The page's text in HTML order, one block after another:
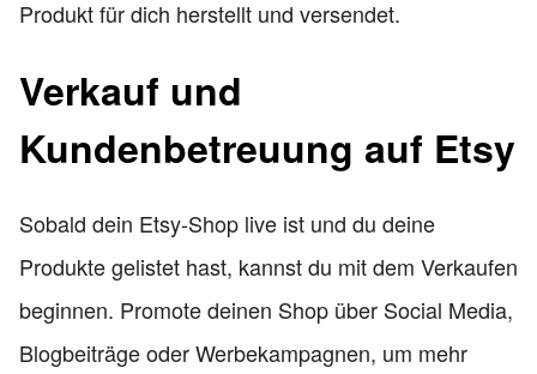
Produkt für dich herstellt und versendet.
Verkauf und
Kundenbetreuung auf Etsy
Sobald dein Etsy-Shop live ist und du deine
Produkte gelistet hast, kannst du mit dem Verkaufen
beginnen. Promote deinen Shop über Social Media,
Blogbeiträge oder Werbekampagnen, um mehr